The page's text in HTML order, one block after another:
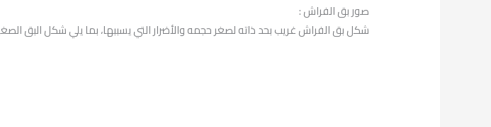
صور بق الفراش :
شكل بق الفراش غريب بحد ذاته لصغر حجمه والأضرار التي يسببها، بما يلي شكل البق